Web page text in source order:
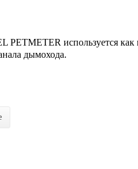
используется как
дымохода.